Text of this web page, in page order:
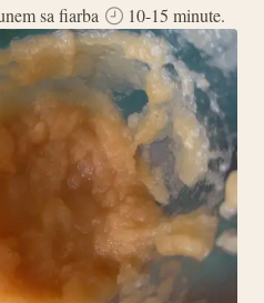
sa fiarba
10-15 minute.